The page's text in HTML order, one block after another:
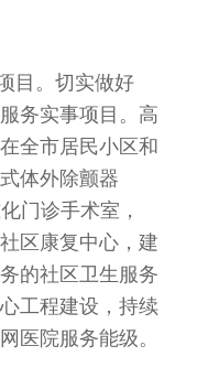
目。切实做好
务实事项目。高
全市居民小区和
体外除颤器
门诊手术室，
区康复中心，建
的社区卫生服务
工程建设，持续
医院服务能级。